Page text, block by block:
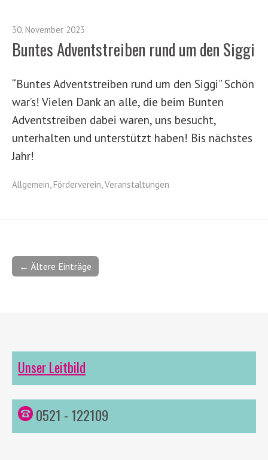
30. November 2023
Buntes Adventstreiben rund um den Siggi
“Buntes Adventstreiben rund um den Siggi” Schön
war’s! Vielen Dank an alle, die beim Bunten
Adventstreiben dabei waren, uns besucht,
unterhalten und unterstützt haben! Bis nächstes
Jahr!
Allgemein, Förderverein,Veranstaltungen
← Ältere Einträge
Unser Leitbild
0521 - 122109